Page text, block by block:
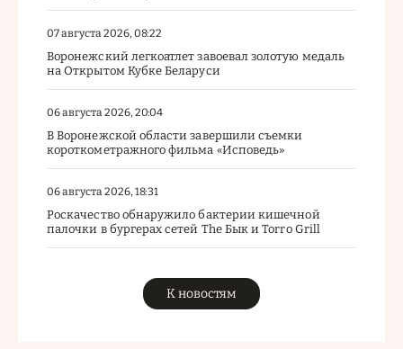
07 августа 2026, 08:22
Воронежский легкоатлет завоевал золотую медаль
на Открытом Кубке Беларуси
06 августа 2026, 20:04
В Воронежской области завершили съемки
короткометражного фильма «Исповедь»
06 августа 2026, 18:31
Роскачество обнаружило бактерии кишечной
палочки в бургерах сетей The Бык и Torro Grill
К новостям